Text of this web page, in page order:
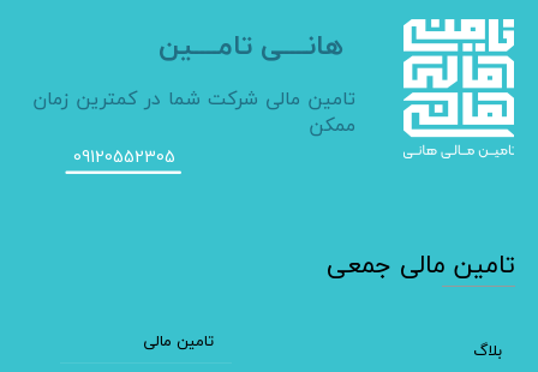
​تامین مالی جمعی
بلاگ
تامین مالی
هانــــی تامــــین
تامین مالی شرکت شما در کمترین زمان
ممکن
09120552305